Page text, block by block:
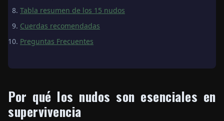
Tabla resumen de los 15 nudos
Cuerdas recomendadas
Preguntas Frecuentes
Por qué los nudos son esenciales en
supervivencia